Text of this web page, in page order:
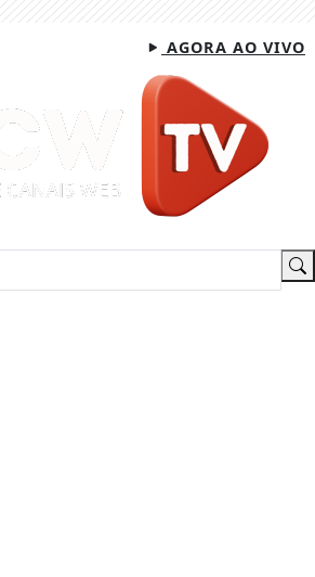
AGORA AO VIVO